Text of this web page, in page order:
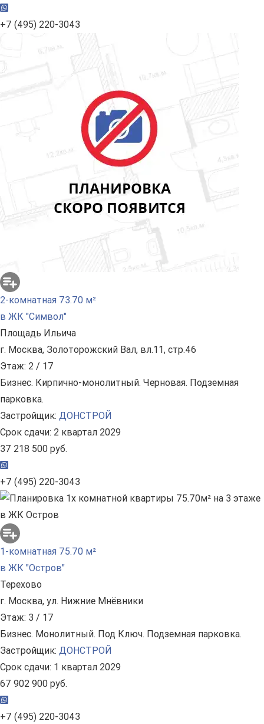
+7 (495) 220-3043
2-комнатная 73.70 м²
в ЖК "Символ"
Площадь Ильича
г. Москва, Золоторожский Вал, вл.11, стр.46
Этаж: 2 / 17
Бизнес. Кирпично-монолитный. Черновая. Подземная
парковка.
Застройщик: ДОНСТРОЙ
Срок сдачи: 2 квартал 2029
37 218 500 руб.
+7 (495) 220-3043
1-комнатная 75.70 м²
в ЖК "Остров"
Терехово
г. Москва, ул. Нижние Мнёвники
Этаж: 3 / 17
Бизнес. Монолитный. Под Ключ. Подземная парковка.
Застройщик: ДОНСТРОЙ
Срок сдачи: 1 квартал 2029
67 902 900 руб.
+7 (495) 220-3043